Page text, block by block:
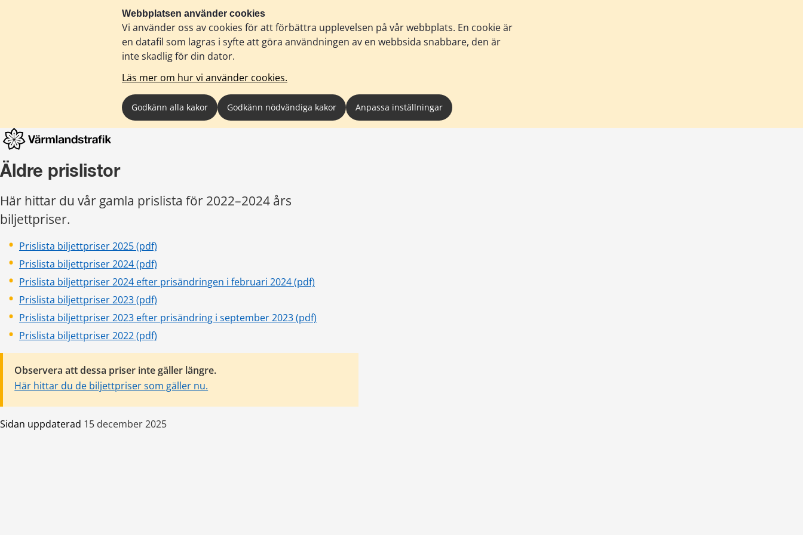
Webbplatsen använder cookies
Vi använder oss av cookies för att förbättra upplevelsen på vår webbplats. En cookie är
en datafil som lagras i syfte att göra användningen av en webbsida snabbare, den är
inte skadlig för din dator.
Läs mer om hur vi använder cookies.
Godkänn alla kakor Godkänn nödvändiga kakor Anpassa inställningar
Äldre prislistor
Här hittar du vår gamla prislista för 2022–2024 års
biljettpriser.
Prislista biljettpriser 2025 (pdf)
Prislista biljettpriser 2024 (pdf)
Prislista biljettpriser 2024 efter prisändringen i februari 2024 (pdf)
Prislista biljettpriser 2023 (pdf)
Prislista biljettpriser 2023 efter prisändring i september 2023 (pdf)
Prislista biljettpriser 2022 (pdf)
Observera att dessa priser inte gäller längre.
Här hittar du de biljettpriser som gäller nu.
Sidan uppdaterad 15 december 2025